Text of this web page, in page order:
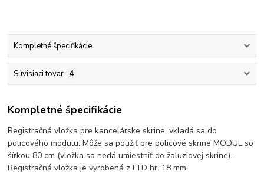
Kompletné špecifikácie
Súvisiaci tovar 4
Kompletné špecifikácie
Registračná vložka pre kancelárske skrine, vkladá sa do
policového modulu. Môže sa použiť pre policové skrine MODUL so
šírkou 80 cm (vložka sa nedá umiestniť do žaluziovej skrine).
Registračná vložka je vyrobená z LTD hr. 18 mm.